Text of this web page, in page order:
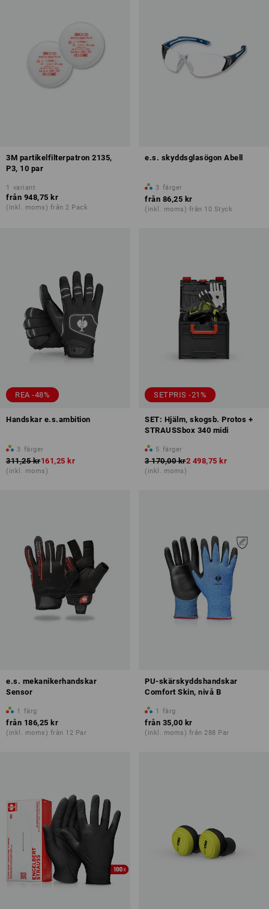
3M partikelfilterpatron 2135,
P3, 10 par
1 variant
från 948,75 kr
(inkl. moms) från 2 Pack
e.s. skyddsglasögon Abell
3 färger
från 86,25 kr
(inkl. moms) från 10 Styck
REA -48%
Handskar e.s.ambition
3 färger
311,25 kr161,25 kr
(inkl. moms)
SETPRIS -21%
SET: Hjälm, skogsb. Protos +
STRAUSSbox 340 midi
5 färger
3 170,00 kr2 498,75 kr
(inkl. moms)
e.s. mekanikerhandskar
Sensor
1 färg
från 186,25 kr
(inkl. moms) från 12 Par
PU-skärskyddshandskar
Comfort Skin, nivå B
1 färg
från 35,00 kr
(inkl. moms) från 288 Par